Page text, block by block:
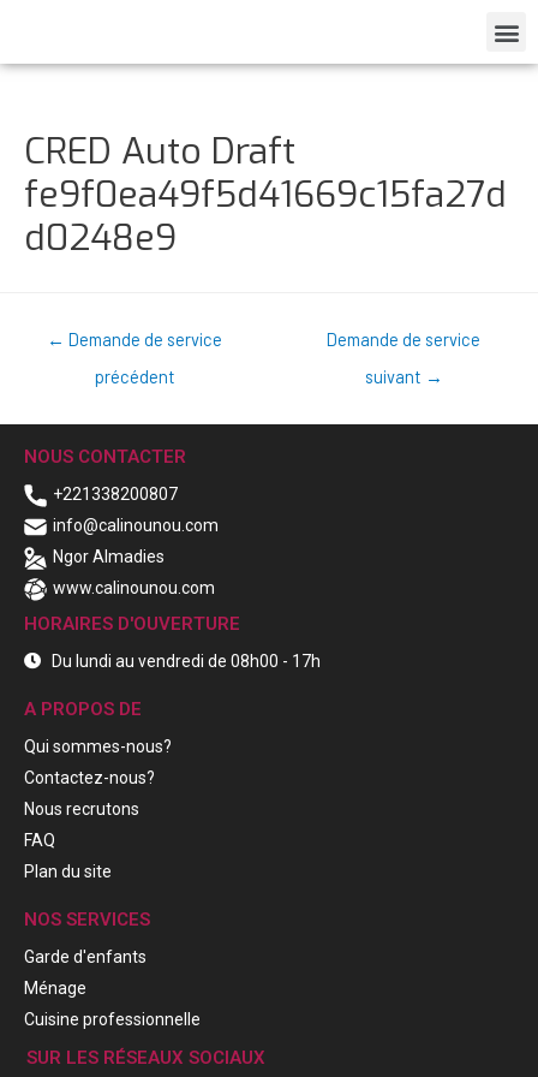
CRED Auto Draft
fe9f0ea49f5d41669c15fa27d
d0248e9
← Demande de service
précédent
Demande de service
suivant →
NOUS CONTACTER
+221338200807
info@calinounou.com
Ngor Almadies
www.calinounou.com
HORAIRES D'OUVERTURE
Du lundi au vendredi de 08h00 - 17h
A PROPOS DE
Qui sommes-nous?
Contactez-nous?
Nous recrutons
FAQ
Plan du site
NOS SERVICES
Garde d'enfants
Ménage
Cuisine professionnelle
SUR LES RÉSEAUX SOCIAUX